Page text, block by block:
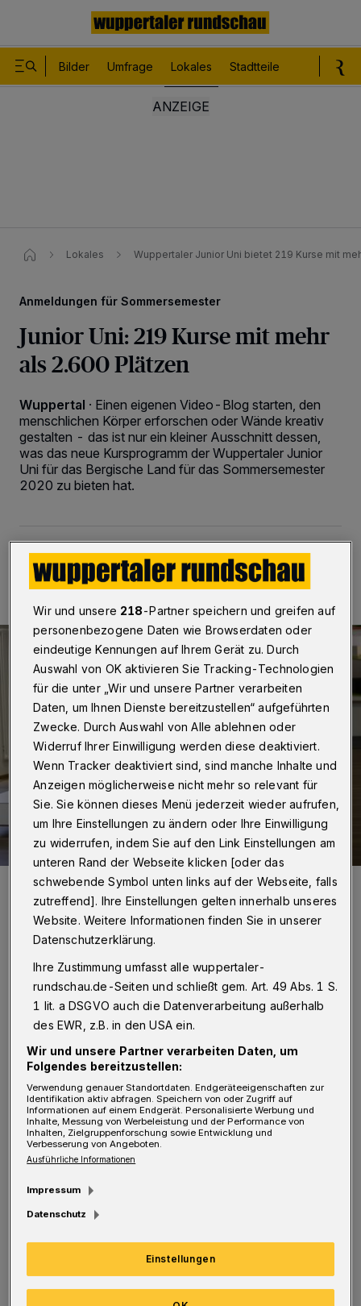
Bilder Umfrage Lokales Stadtteile
Lokales Wuppertaler Junior Uni bietet 219 Kurse mit
Anmeldungen für Sommersemester
Junior Uni: 219 Kurse mit mehr
als 2.600 Plätzen
Wuppertal · Einen eigenen Video-Blog starten, den
menschlichen Körper erforschen oder Wände kreativ
gestalten - das ist nur ein kleiner Ausschnitt dessen,
was das neue Kursprogramm der Wuppertaler Junior
Uni für das Bergische Land für das Sommersemester
2020 zu bieten hat.
06.02.2020 , 13:14 Uhr 3 Minuten Lesezeit
Die Fachkoordinatoren der Junior Uni, Dr. Sarah Mertens (links),
Semesterprogramm vor.
Foto: Anna Schwartz
Z um Start stehen 219 Kurse mit mehr als
2.600 Plätzen für alle wissbegierigen
Nachwuchswissenschaftler, kreativen Tüftler
und zupackenden Handwerker bereit. Die
Junior Uni präsentiert ein buntes
Semesterprogramm, das neben den
innovativen Themenfeldern beinhaltet. Die
Junior Uni-Fachkoordinatoren Dr. Sarah
Mertens, Stefan Hellhake und Dr. Annika
Spathmann: „Wir konnten wieder viele neue
kompetente und begeisterte Dozenten
Wir und unsere 218-Partner speichern und greifen auf
personenbezogene Daten wie Browserdaten oder
eindeutige Kennungen auf Ihrem Gerät zu. Durch
Auswahl von OK aktivieren Sie Tracking-Technologien
für die unter „Wir und unsere Partner verarbeiten
Daten, um Ihnen Dienste bereitzustellen“ aufgeführten
Zwecke. Durch Auswahl von Alle ablehnen oder
Widerruf Ihrer Einwilligung werden diese deaktiviert.
Wenn Tracker deaktiviert sind, sind manche Inhalte und
Anzeigen möglicherweise nicht mehr so relevant für
Sie. Sie können dieses Menü jederzeit wieder aufrufen,
um Ihre Einstellungen zu ändern oder Ihre Einwilligung
zu widerrufen, indem Sie auf den Link Einstellungen am
unteren Rand der Webseite klicken [oder das
schwebende Symbol unten links auf der Webseite, falls
zutreffend]. Ihre Einstellungen gelten innerhalb unseres
Website. Weitere Informationen finden Sie in unserer
Datenschutzerklärung.
Ihre Zustimmung umfasst alle wuppertaler-
rundschau.de-Seiten und schließt gem. Art. 49 Abs. 1 S.
1 lit. a DSGVO auch die Datenverarbeitung außerhalb
des EWR, z.B. in den USA ein.
Wir und unsere Partner verarbeiten Daten, um
Folgendes bereitzustellen:
Verwendung genauer Standortdaten. Endgeräteeigenschaften zur
Identifikation aktiv abfragen. Speichern von oder Zugriff auf
Informationen auf einem Endgerät. Personalisierte Werbung und
Inhalte, Messung von Werbeleistung und der Performance von
Inhalten, Zielgruppenforschung sowie Entwicklung und
Verbesserung von Angeboten.
Ausführliche Informationen
Impressum
Datenschutz
Einstellungen